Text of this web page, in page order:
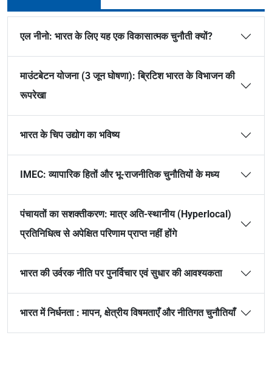
एल नीनो: भारत के लिए यह एक विकासात्मक चुनौती क्यों?
माउंटबेटन योजना (3 जून घोषणा): ब्रिटिश भारत के विभाजन की
रूपरेखा
भारत के चिप उद्योग का भविष्य
IMEC: व्यापारिक हितों और भू-राजनीतिक चुनौतियों के मध्य
पंचायतों का सशक्तीकरण: मात्र अति-स्थानीय (Hyperlocal)
प्रतिनिधित्व से अपेक्षित परिणाम प्राप्त नहीं होंगे
भारत की उर्वरक नीति पर पुनर्विचार एवं सुधार की आवश्यकता
भारत में निर्धनता : मापन, क्षेत्रीय विषमताएँ और नीतिगत चुनौतियाँ